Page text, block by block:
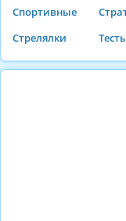
Спортивные
Стрелялки